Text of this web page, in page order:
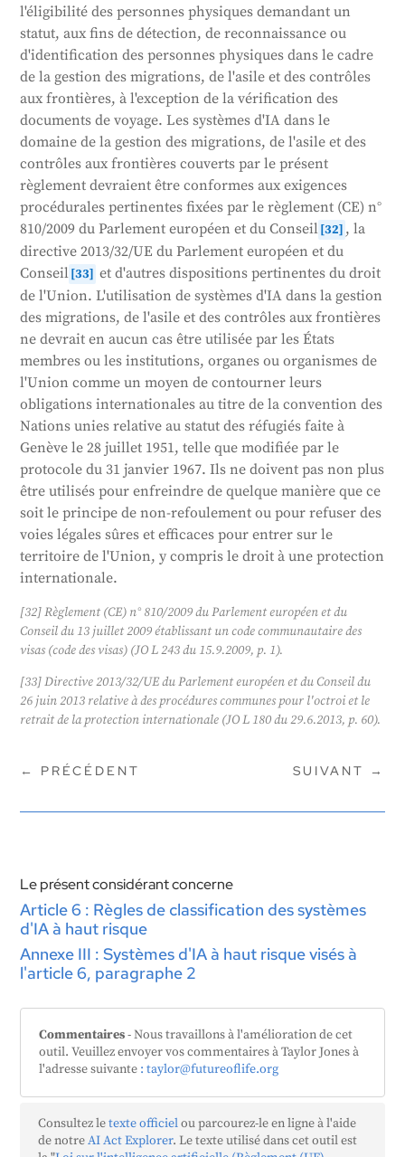
l'éligibilité des personnes physiques demandant un
statut, aux fins de détection, de reconnaissance ou
d'identification des personnes physiques dans le cadre
de la gestion des migrations, de l'asile et des contrôles
aux frontières, à l'exception de la vérification des
documents de voyage. Les systèmes d'IA dans le
domaine de la gestion des migrations, de l'asile et des
contrôles aux frontières couverts par le présent
règlement devraient être conformes aux exigences
procédurales pertinentes fixées par le règlement (CE) n°
810/2009 du Parlement européen et du Conseil[32] , la
directive 2013/32/UE du Parlement européen et du
Conseil[33] et d'autres dispositions pertinentes du droit
de l'Union. L'utilisation de systèmes d'IA dans la gestion
des migrations, de l'asile et des contrôles aux frontières
ne devrait en aucun cas être utilisée par les États
membres ou les institutions, organes ou organismes de
l'Union comme un moyen de contourner leurs
obligations internationales au titre de la convention des
Nations unies relative au statut des réfugiés faite à
Genève le 28 juillet 1951, telle que modifiée par le
protocole du 31 janvier 1967. Ils ne doivent pas non plus
être utilisés pour enfreindre de quelque manière que ce
soit le principe de non-refoulement ou pour refuser des
voies légales sûres et efficaces pour entrer sur le
territoire de l'Union, y compris le droit à une protection
internationale.
[32] Règlement (CE) n° 810/2009 du Parlement européen et du
Conseil du 13 juillet 2009 établissant un code communautaire des
visas (code des visas) (JO L 243 du 15.9.2009, p. 1).
[33] Directive 2013/32/UE du Parlement européen et du Conseil du
26 juin 2013 relative à des procédures communes pour l'octroi et le
retrait de la protection internationale (JO L 180 du 29.6.2013, p. 60).
← PRÉCÉDENT SUIVANT →
Le présent considérant concerne
Article 6 : Règles de classification des systèmes
d'IA à haut risque
Annexe III : Systèmes d'IA à haut risque visés à
l'article 6, paragraphe 2
Commentaires- Nous travaillons à l'amélioration de cet
outil. Veuillez envoyer vos commentaires à Taylor Jones à
l'adresse suivante : taylor@futureoflife.org
Consultez letexte officielou parcourez-le en ligne à l'aide
de notreAI Act Explorer. Le texte utilisé dans cet outil est